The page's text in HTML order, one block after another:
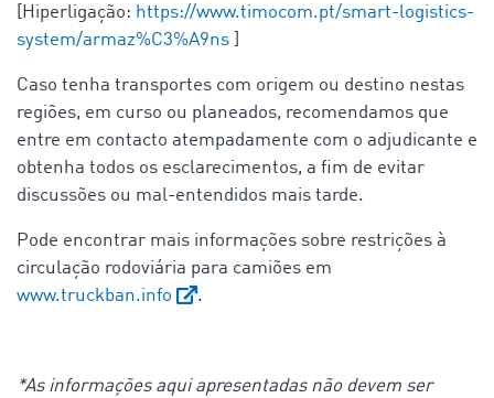
[Hiperligação: https://www.timocom.pt/smart-logistics-
system/armaz%C3%A9ns
Caso tenha transportes com origem ou destino nestas
regiões, em curso ou planeados, recomendamos que
entre em contacto atempadamente com o adjudicante e
obtenha todos os esclarecimentos, a fim de evitar
discussões ou mal-entendidos mais tarde.
Pode encontrar mais informações sobre restrições à
circulação rodoviária para camiões em
www.truckban.info
.
*As informações aqui apresentadas não devem ser